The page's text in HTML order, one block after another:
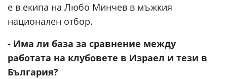
е в екипа на Любо Минчев в мъжкия
национален отбор.
- Има ли база за сравнение между
работата на клубовете в Израел и тези в
България?